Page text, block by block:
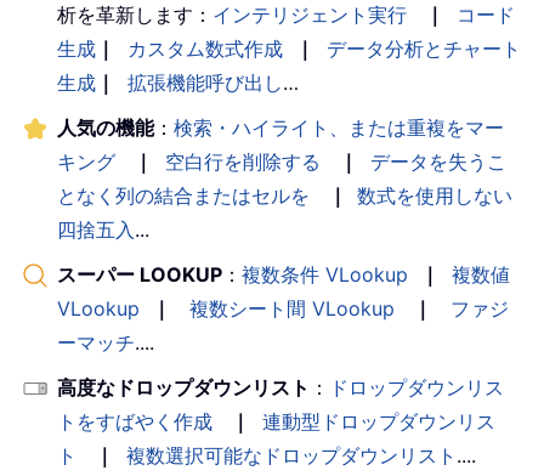
析を革新します： インテリジェント実行 ｜
コード
生成 ｜ カスタム数式作成 ｜
データ分析とチャート
生成 ｜ 拡張機能呼び出し…
人気の機能： 検索・ハイライト、または重複をマー
キング
｜ 空白行を削除する ｜
データを失うこ
となく列の結合またはセルを
｜
数式を使用しない
四捨五入 ...
スーパー LOOKUP ： 複数条件 VLookup ｜
複数値
VLookup
｜ 複数シート間 VLookup ｜
ファジ
ーマッチ....
高度なドロップダウンリスト ： ドロップダウンリス
トをすばやく作成
｜
連動型ドロップダウンリス
ト
｜ 複数選択可能なドロップダウンリスト ....